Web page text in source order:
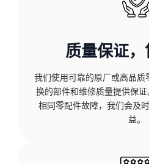
质量保证
我们使用可靠的原厂或高品质
换的部件和维修质量提供保
相同零配件故障，我们会及
益。